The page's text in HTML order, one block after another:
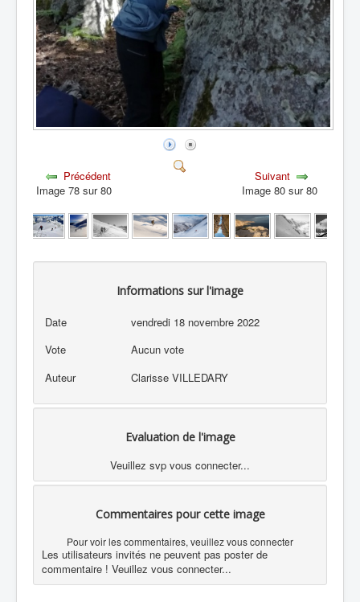
Précédent
Image 78 sur 80
Suivant
Image 80 sur 80
Informations sur l'image
Date
vendredi 18 novembre 2022
Vote
Aucun vote
Auteur
Clarisse VILLEDARY
Evaluation de l'image
Veuillez svp vous connecter...
Commentaires pour cette image
Pour voir les commentaires, veuillez vous connecter
Les utilisateurs invités ne peuvent pas poster de
commentaire ! Veuillez vous connecter...